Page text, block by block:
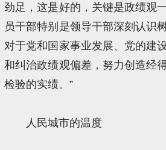
劲足，这是好的，关键是政绩观
员干部特别是领导干部深刻认识
对于党和国家事业发展、党的建
和纠治政绩观偏差，努力创造经
检验的实绩。”
人民城市的温度